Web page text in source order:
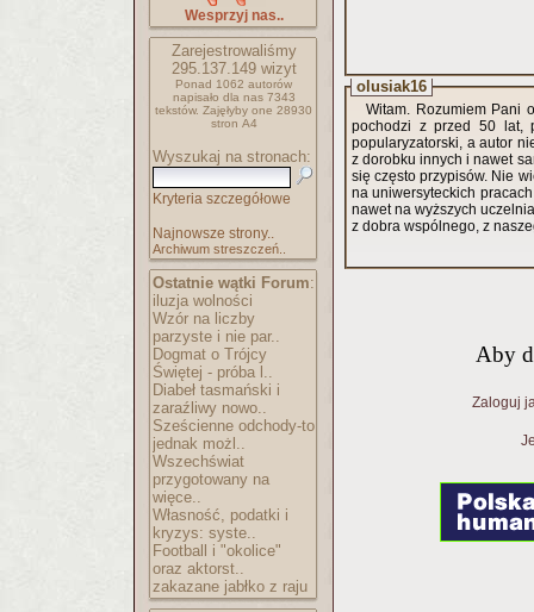
Wesprzyj nas..
Zarejestrowaliśmy
295.137.149wizyt
Ponad 1062 autorów
napisało dla nas 7343
tekstów. Zajęłyby one 28930
stron A4
Wyszukaj na stronach:
Kryteria szczegółowe
Najnowsze strony..
Archiwum streszczeń..
Ostatnie wątki Forum:
iluzja wolności
Wzór na liczby
parzyste i nie par..
Dogmat o Trójcy
Świętej - próba l..
Diabeł tasmański i
zaraźliwy nowo..
Sześcienne odchody-to
jednak możl..
Wszechświat
przygotowany na
więce..
Własność, podatki i
kryzys: syste..
Football i "okolice"
oraz aktorst..
zakazane jabłko z raju
olusiak16
Witam. Rozumiem Pani
pochodzi z przed 50 lat,
popularyzatorski, a autor
z dorobku innych i nawet
się często przypisów. Nie
na uniwersyteckich
nawet na wyższych uczelniach dochodzi do gorszych sytuacji, a poza tym korzystamy tak w zasadzie
z dobra wspólnego, z
Aby
Zaloguj